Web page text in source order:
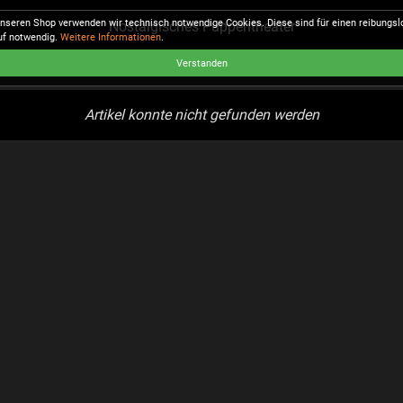
Nostalgisches Puppentheater
Artikel konnte nicht gefunden werden
Shop verwenden wir technisch notwendige Cookies. Diese sind für einen
notwendig. Weitere Informationen.
Verstanden